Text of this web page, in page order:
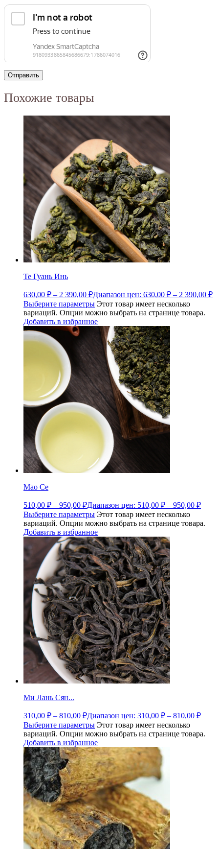
Похожие товары
Те Гуань Инь
630,00 ₽ – 2 390,00 ₽Диапазон цен: 630,00 ₽ – 2 390,00 ₽
Выберите параметры Этот товар имеет несколько
вариаций. Опции можно выбрать на странице товара.
Добавить в избранное
Мао Се
510,00 ₽ – 950,00 ₽Диапазон цен: 510,00 ₽ – 950,00 ₽
Выберите параметры Этот товар имеет несколько
вариаций. Опции можно выбрать на странице товара.
Добавить в избранное
Ми Лань Сян...
310,00 ₽ – 810,00 ₽Диапазон цен: 310,00 ₽ – 810,00 ₽
Выберите параметры Этот товар имеет несколько
вариаций. Опции можно выбрать на странице товара.
Добавить в избранное